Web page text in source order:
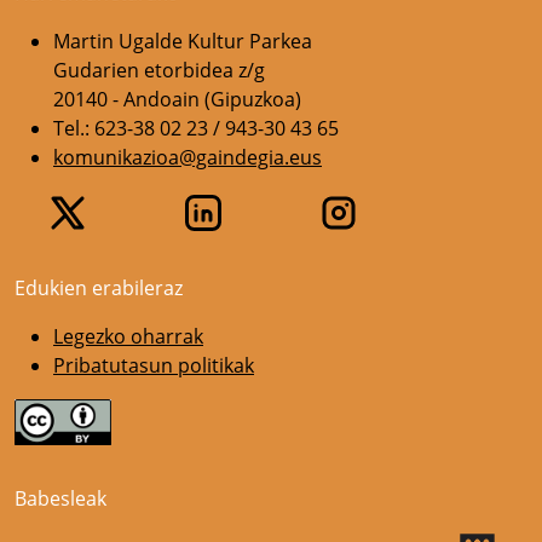
Martin Ugalde Kultur Parkea
Gudarien etorbidea z/g
20140 - Andoain (Gipuzkoa)
Tel.: 623-38 02 23 / 943-30 43 65
komunikazioa@gaindegia.eus
Edukien erabileraz
Legezko oharrak
Pribatutasun politikak
Babesleak